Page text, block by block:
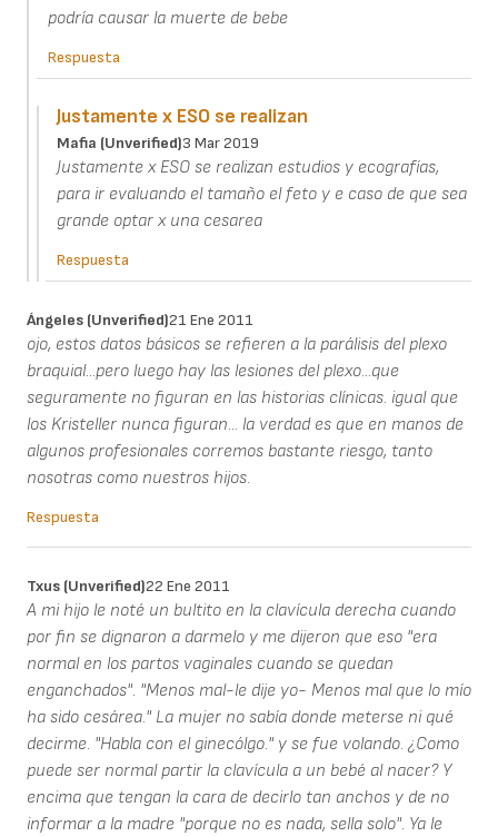
podría causar la muerte de bebe
Respuesta
Justamente x ESO se realizan
Mafia (unverified)3 Mar 2019
Justamente x ESO se realizan estudios y ecografías,
para ir evaluando el tamaño el feto y e caso de que sea
grande optar x una cesarea
Respuesta
Ángeles (unverified)21 Ene 2011
ojo, estos datos básicos se refieren a la parálisis del plexo
braquial...pero luego hay las lesiones del plexo...que
seguramente no figuran en las historias clínicas. igual que
los Kristeller nunca figuran... la verdad es que en manos de
algunos profesionales corremos bastante riesgo, tanto
nosotras como nuestros hijos.
Respuesta
Txus (unverified)22 Ene 2011
A mi hijo le noté un bultito en la clavícula derecha cuando
por fin se dignaron a darmelo y me dijeron que eso "era
normal en los partos vaginales cuando se quedan
enganchados". "Menos mal-le dije yo- Menos mal que lo mío
ha sido cesárea." La mujer no sabía donde meterse ni qué
decirme. "Habla con el ginecólgo." y se fue volando. ¿Como
puede ser normal partir la clavícula a un bebé al nacer? Y
encima que tengan la cara de decirlo tan anchos y de no
informar a la madre "porque no es nada, sella solo". Ya le